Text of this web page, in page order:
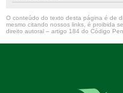
O conteúdo do texto desta página é de
mesmo citando nossos links, é proibida
direito autoral – artigo 184 do Código